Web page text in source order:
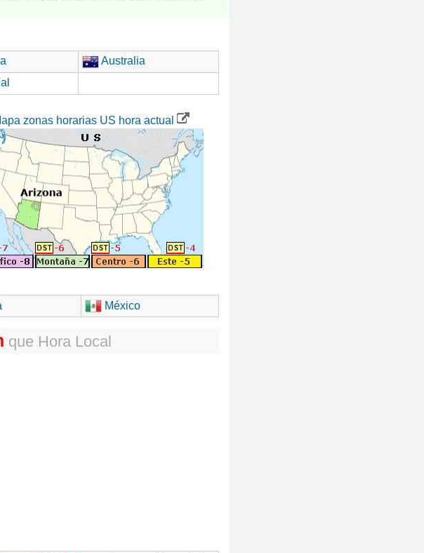
Australia
zonas horarias US hora actual
México
que Hora Local